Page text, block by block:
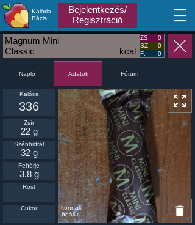
Kalória
Bázis
Bejelentkezés/
Regisztráció
MA
kcal
Magnum Mini
Classic
ZS:
0
SZ:
0
F:
0
Napló Adatok Fórum
Ikonnak
beállít
Kalória
336
Zsír
22 g
Szénhidrát
32 g
Fehérje
3.8 g
Rost
Cukor